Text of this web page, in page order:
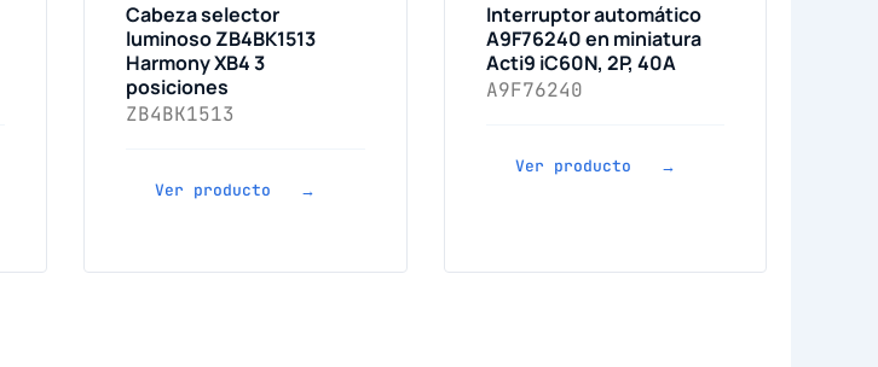
Cabeza selector
luminoso ZB4BK1513
Harmony XB4 3
posiciones
ZB4BK1513
Ver producto →
Interruptor automático
A9F76240 en miniatura
Acti9 iC60N, 2P, 40A
A9F76240
Ver producto →